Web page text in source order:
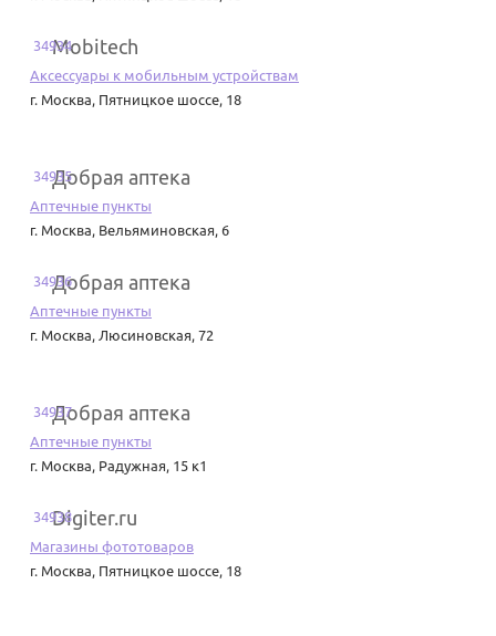
34934Mobitech
Аксессуары к мобильным устройствам
г. Москва, Пятницкое шоссе, 18
34935Добрая аптека
Аптечные пункты
г. Москва, Вельяминовская, 6
34936Добрая аптека
Аптечные пункты
г. Москва, Люсиновская, 72
34937Добрая аптека
Аптечные пункты
г. Москва, Радужная, 15 к1
34938Digiter.ru
Магазины фототоваров
г. Москва, Пятницкое шоссе, 18